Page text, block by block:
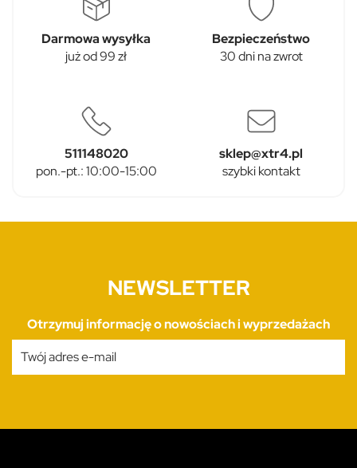
Darmowa wysyłka
już od 99 zł
Bezpieczeństwo
30 dni na zwrot
511148020
pon.-pt.: 10:00-15:00
sklep@xtr4.pl
szybki kontakt
NEWSLETTER
Otrzymuj informację o nowościach i wyprzedażach